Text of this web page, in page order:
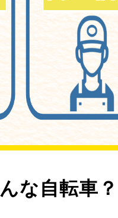
な自転車？